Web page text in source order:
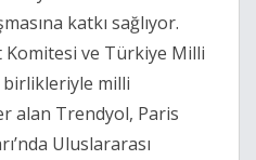
katkı sağlıyor.
ve Türkiye Milli
milli
alan Trendyol, Paris
Uluslararası